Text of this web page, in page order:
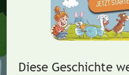
Diese Geschichte